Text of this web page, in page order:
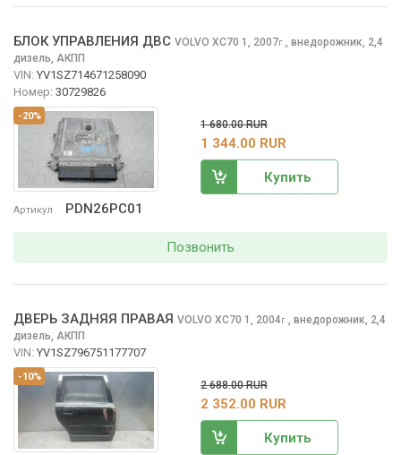
-20%
Артикул PDN26PC01
БЛОК УПРАВЛЕНИЯ ДВС VOLVO XC70 1, 2007г.
внедорожник, 2,4
дизель, АКПП
VIN: YV1SZ714671258090
Номер: 30729826
1 680.00 RUR
1 344.00 RUR
Купить
Позвонить
-10%
ДВЕРЬ ЗАДНЯЯ ПРАВАЯ VOLVO XC70 1, 2004г.
внедорожник, 2,4
дизель, АКПП
VIN: YV1SZ796751177707
2 688.00 RUR
2 352.00 RUR
Купить